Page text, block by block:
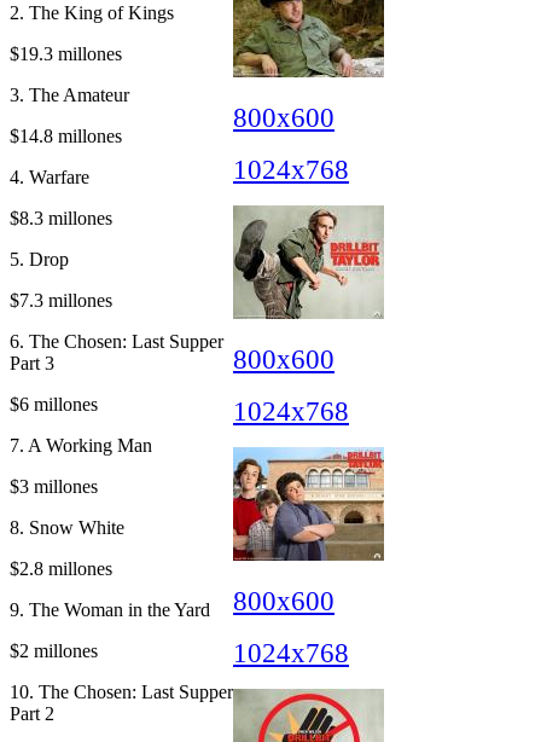
2. The King of Kings
$19.3 millones
3. The Amateur
$14.8 millones
4. Warfare
$8.3 millones
5. Drop
$7.3 millones
6. The Chosen: Last Supper
Part 3
$6 millones
7. A Working Man
$3 millones
8. Snow White
$2.8 millones
9. The Woman in the Yard
$2 millones
10. The Chosen: Last Supper
Part 2
800x600
1024x768
800x600
1024x768
800x600
1024x768